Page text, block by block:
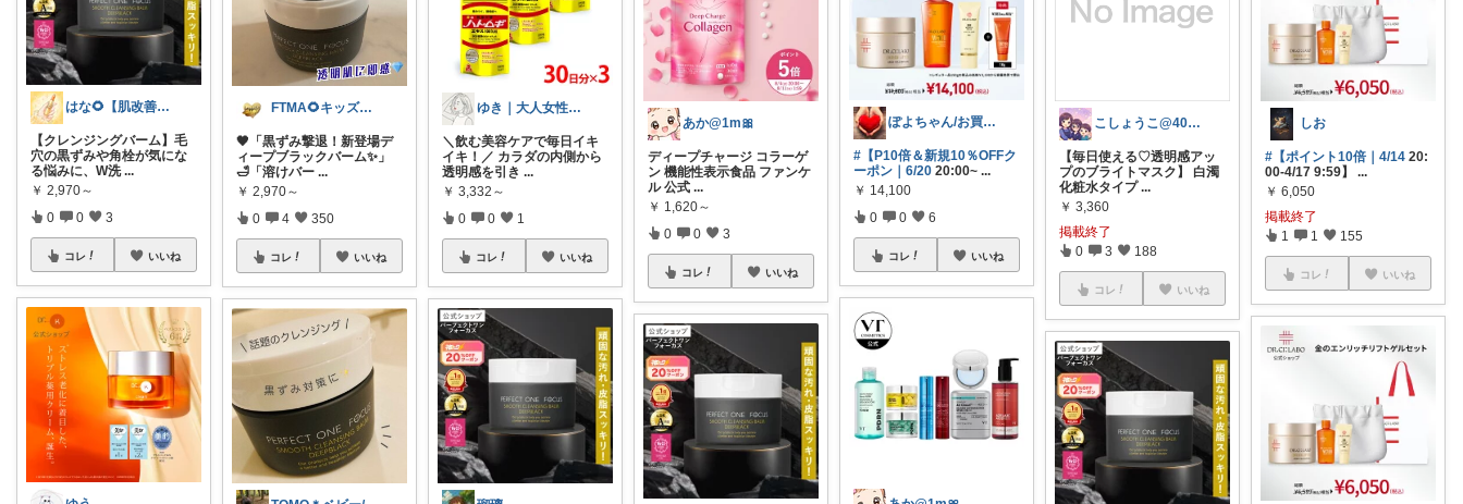
はな🌻【肌改善・美容room】
【クレンジングバーム】毛
穴の黒ずみや角栓が気にな
る悩みに、W洗 ...
￥ 2,970～
0 0 3
コレ いいね
FTMA🌻キッズ⭐コスメ⭐フード
🖤「黒ずみ撃退！新登場デ
ィープブラックバーム✨」
🛁「溶けバー ...
￥ 2,970～
0 4 350
コレ いいね
ゆき｜大人女性の愛用品
＼飲む美容ケアで毎日イキ
イキ！／ カラダの内側から
透明感を引き ...
￥ 3,332～
0 0 1
コレ いいね
あか@1m🎀
ディープチャージ コラーゲ
ン 機能性表示食品 ファンケ
ル 公式 ...
￥ 1,620～
0 0 3
コレ いいね
ぽよちゃん/お買い得㊙や福袋✨好き
#【P10倍＆新規10％OFFク
ーポン｜6/20 20:00~ ...
￥ 14,100
0 0 6
コレ いいね
こしょうこ@40代女性の24時間美容✨
【毎日使える♡透明感アッ
プのブライトマスク】 白濁
化粧水タイプ ...
￥ 3,360
掲載終了
0 3 188
コレ いいね
しお
#【ポイント10倍｜4/14 20:
00-4/17 9:59】
...
￥ 6,050
掲載終了
1 1 155
コレ いいね